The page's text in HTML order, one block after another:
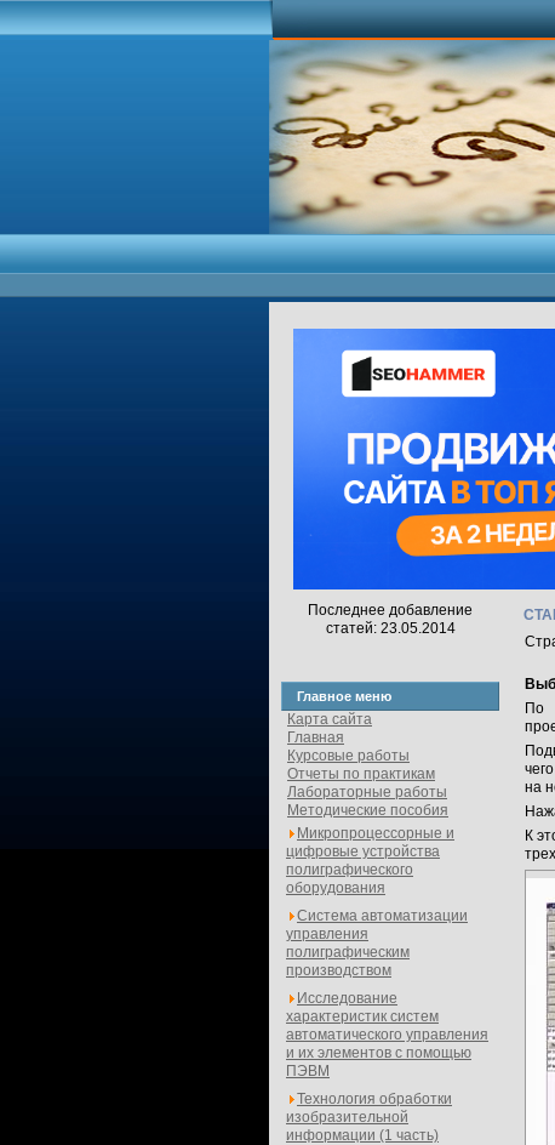
Последнее добавление
статей: 23.05.2014
Главное меню
Карта сайта
Главная
Курсовые работы
Отчеты по практикам
Лабораторные работы
Методические пособия
Микропроцессорные и
цифровые устройства
полиграфического
оборудования
Система автоматизации
управления
полиграфическим
производством
Исследование
характеристик систем
автоматического управления
и их элементов с помощью
ПЭВМ
Технология обработки
изобразительной
информации (1 часть)
По
на
К